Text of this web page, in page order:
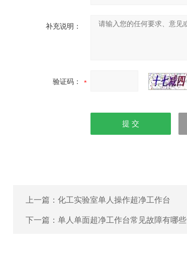
补充说明：
验证码：
上一篇： 化工实验室单人操作超净工作台
下一篇： 单人单面超净工作台常见故障有哪些